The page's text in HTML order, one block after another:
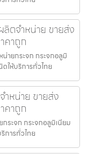
ตจำหน่าย ขายส่ง
คาถูก
ายกระจก กระจกอลูมิ
ให้บริการทั่วไทย
หน่าย ขายส่ง
คาถูก
ระจก กระจกอลูมิเนียม
การทั่วไทย